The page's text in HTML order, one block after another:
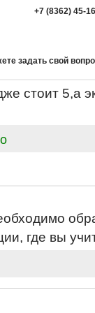
+7 (8362) 45-
задать свой
стоит 5,а
где вы